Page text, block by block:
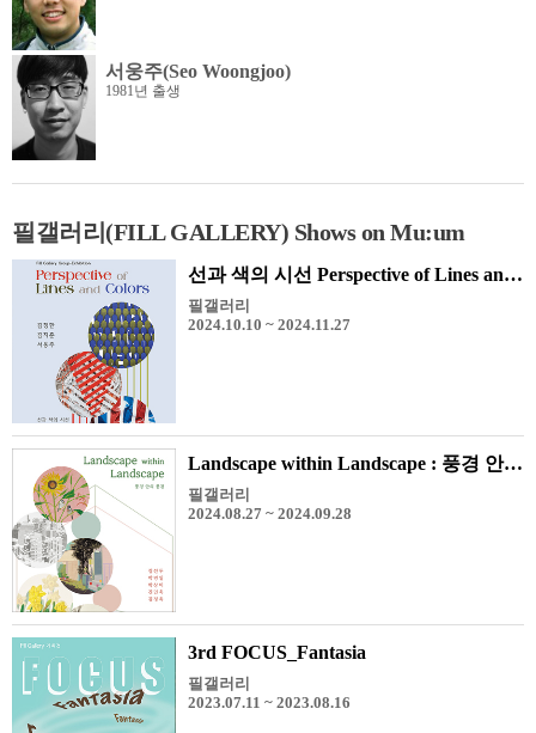
서웅주(Seo Woongjoo)
1981년 출생
필갤러리(FILL GALLERY) Shows on Mu:um
선과 색의 시선 Perspective of Lines and Colors
필갤러리
2024.10.10 ~ 2024.11.27
Landscape within Landscape : 풍경 안의 풍경
필갤러리
2024.08.27 ~ 2024.09.28
3rd FOCUS_Fantasia
필갤러리
2023.07.11 ~ 2023.08.16